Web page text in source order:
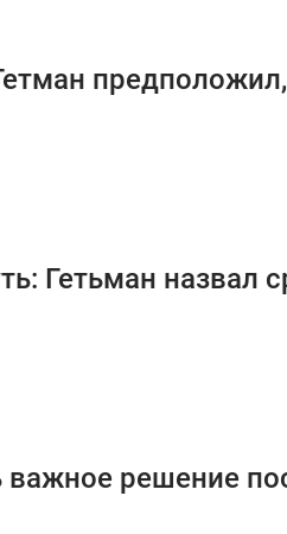
Гетьман назвал
важное решение